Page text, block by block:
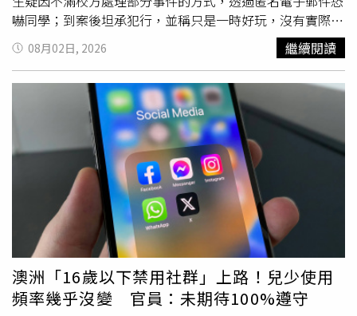
統，但同時要求她開放國家市場，讓有意開發委內瑞拉石
油、礦產及其他資源的美國企業進入投資。此舉也引發外界
質疑，華盛頓再度以「毒品戰爭」的名義，透過政權更迭掠
奪了拉丁美洲國家的資源。
嚇同學；到案後坦承犯行，並稱只是一時好玩，沒有實際危
害校園或付諸行動的意圖。警方經多方查證，確認校園安全
無虞，偵訊後依涉嫌恐嚇罪及《少年事件處理法》函送少年
法庭。法官審理後，裁定將涉案學生責付家長管束。基隆市
政府教育處表示，感謝警方迅速偵辦及校方妥善應變，後續
將持續提供師生心理輔導，並加強法治教育、犯罪預防及校
園安全宣導，共同維護安全友善的學習環境。基隆市警察局
第四分局提醒，網路並非法外之地，透過電子郵件散布恐嚇
訊息同樣可能涉及刑事責任，民眾切勿因一時嬉鬧而以身試
08月02日, 2026 繼續閱讀
澳洲「16歲以下禁用社群」上路！兒少使用
頻率幾乎沒變 官員：未期待100%遵守